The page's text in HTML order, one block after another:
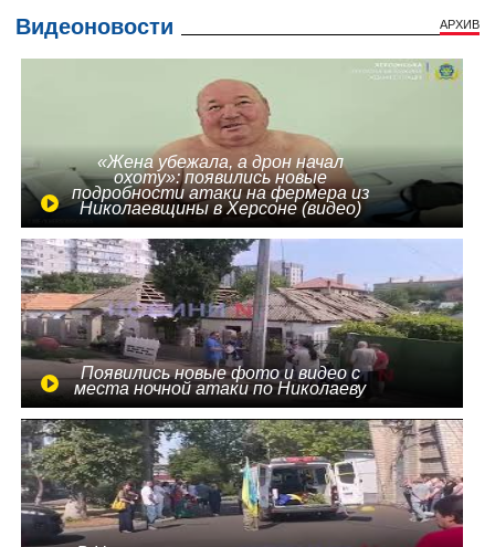
Видеоновости АРХИВ
«Жена убежала, а дрон начал
охоту»: появились новые
подробности атаки на фермера из
Николаевщины в Херсоне (видео)
Появились новые фото и видео с
места ночной атаки по Николаеву